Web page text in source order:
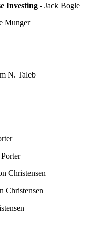
Investing - Jack Bogle
Munger
N. Taleb
Christensen
Christensen